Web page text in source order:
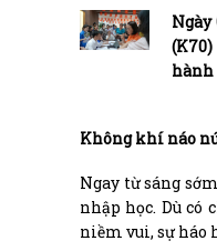
hành
Không khí náo
Ngay từ sáng
nhập học. Dù có
niềm vui, sự háo